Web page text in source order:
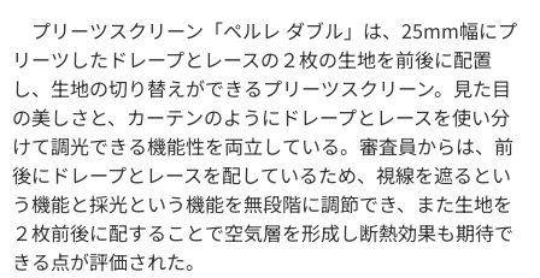
プリーツスクリーン「ペルレ ダブル」は、25mm幅にプ
リーツしたドレープとレースの２枚の生地を前後に配置
し、生地の切り替えができるプリーツスクリーン。見た目
の美しさと、カーテンのようにドレープとレースを使い分
けて調光できる機能性を両立している。審査員からは、前
後にドレープとレースを配しているため、視線を遮るとい
う機能と採光という機能を無段階に調節でき、また生地を
２枚前後に配することで空気層を形成し断熱効果も期待で
きる点が評価された。